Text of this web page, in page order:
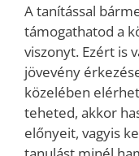
A tanítással
támogathatod a
viszonyt. Ezért is
jövevény
közelében
teheted, akkor
előnyeit, vagyis